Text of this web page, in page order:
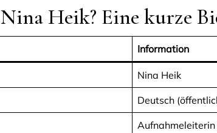
Heik? Eine kurze
Information
Nina Heik
Deutsch
Aufnahmeleiterin